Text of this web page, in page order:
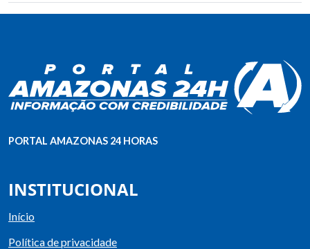
PORTAL AMAZONAS 24 HORAS
INSTITUCIONAL
Início
Política de privacidade